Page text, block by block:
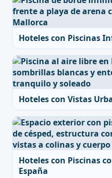
Hoteles con Piscinas
Hoteles con Vistas
Hoteles con Piscinas
España